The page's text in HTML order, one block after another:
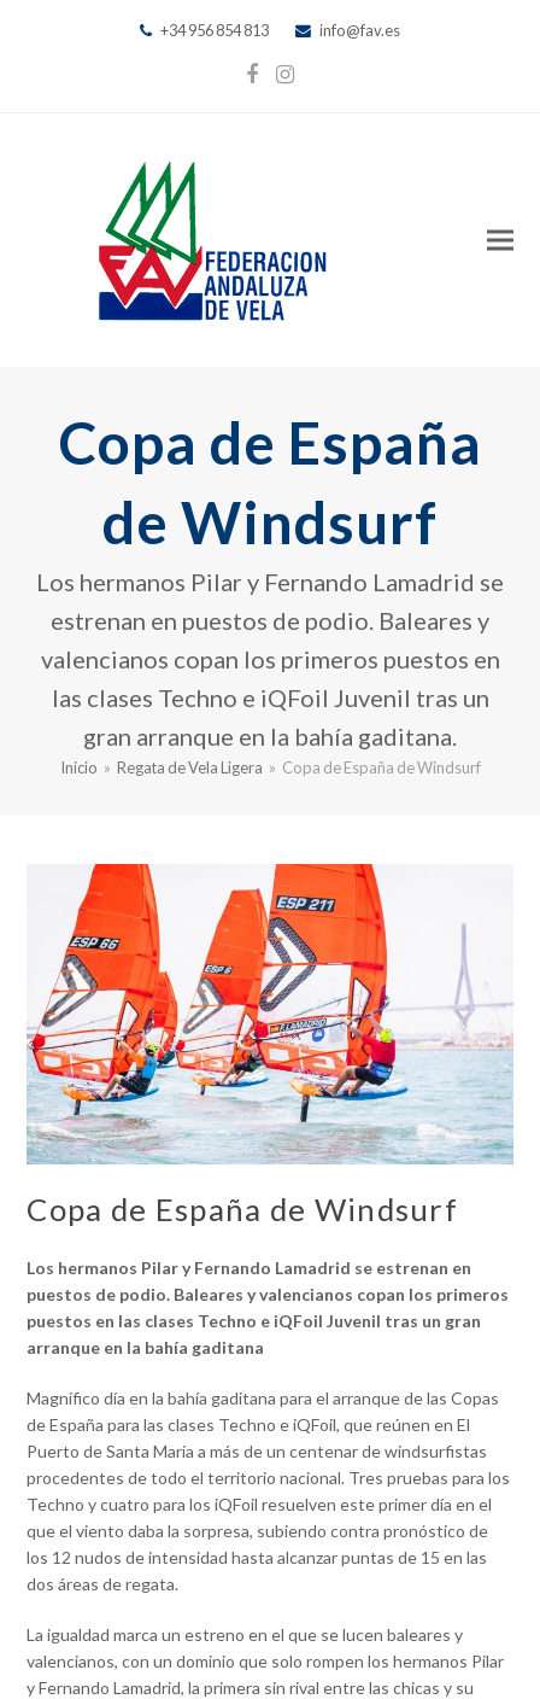
+34 956 854 813 info@fav.es
Facebook
Instagram
Copa de España
de Windsurf
Los hermanos Pilar y Fernando Lamadrid se
estrenan en puestos de podio. Baleares y
valencianos copan los primeros puestos en
las clases Techno e iQFoil Juvenil tras un
gran arranque en la bahía gaditana.
Inicio » Regata de Vela Ligera » Copa de España de Windsurf
Copa de España de Windsurf
Los hermanos Pilar y Fernando Lamadrid se estrenan en
puestos de podio. Baleares y valencianos copan los primeros
puestos en las clases Techno e iQFoil Juvenil tras un gran
arranque en la bahía gaditana
Magnífico día en la bahía gaditana para el arranque de las Copas
de España para las clases Techno e iQFoil, que reúnen en El
Puerto de Santa María a más de un centenar de windsurfistas
procedentes de todo el territorio nacional. Tres pruebas para los
Techno y cuatro para los iQFoil resuelven este primer día en el
que el viento daba la sorpresa, subiendo contra pronóstico de
los 12 nudos de intensidad hasta alcanzar puntas de 15 en las
dos áreas de regata.
La igualdad marca un estreno en el que se lucen baleares y
valencianos, con un dominio que solo rompen los hermanos Pilar
y Fernando Lamadrid, la primera sin rival entre las chicas y su